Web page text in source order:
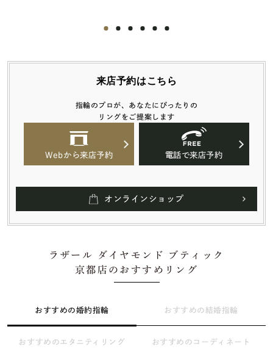
来店予約はこちら
指輪のプロが、あなたにぴったりの
リングをご提案します
Webから来店予約 電話で来店予約
オンラインショップ
ラザール ダイヤモンド ブティック
京都店のおすすめリング
おすすめの婚約指輪 おすすめの結婚指輪
おすすめのエタニティリング おすすめのコーディネート